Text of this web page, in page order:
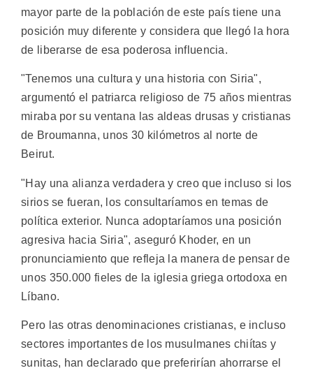
mayor parte de la población de este país tiene una
posición muy diferente y considera que llegó la hora
de liberarse de esa poderosa influencia.
"Tenemos una cultura y una historia con Siria",
argumentó el patriarca religioso de 75 años mientras
miraba por su ventana las aldeas drusas y cristianas
de Broumanna, unos 30 kilómetros al norte de
Beirut.
"Hay una alianza verdadera y creo que incluso si los
sirios se fueran, los consultaríamos en temas de
política exterior. Nunca adoptaríamos una posición
agresiva hacia Siria", aseguró Khoder, en un
pronunciamiento que refleja la manera de pensar de
unos 350.000 fieles de la iglesia griega ortodoxa en
Líbano.
Pero las otras denominaciones cristianas, e incluso
sectores importantes de los musulmanes chiítas y
sunitas, han declarado que preferirían ahorrarse el